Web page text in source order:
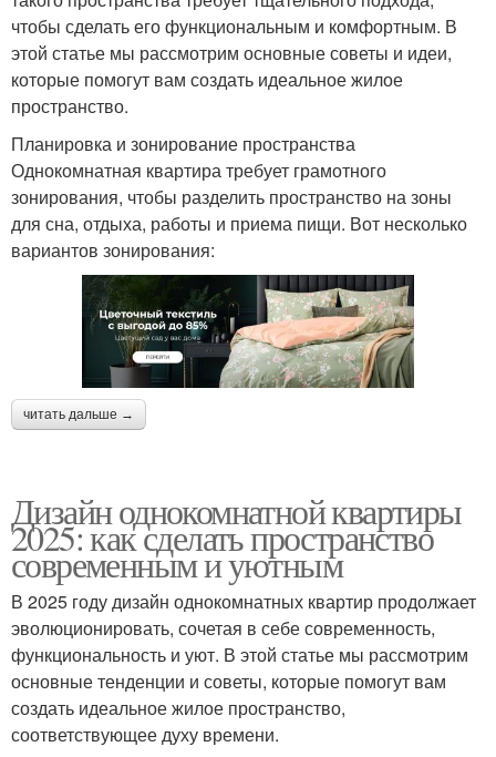
чтобы сделать его функциональным и комфортным. В
этой статье мы рассмотрим основные советы и идеи,
которые помогут вам создать идеальное жилое
пространство.
Планировка и зонирование пространства
Однокомнатная квартира требует грамотного
зонирования, чтобы разделить пространство на зоны
для сна, отдыха, работы и приема пищи. Вот несколько
вариантов зонирования:
читать дальше →
Дизайн однокомнатной квартиры
2025: как сделать пространство
современным и уютным
В 2025 году дизайн однокомнатных квартир продолжает
эволюционировать, сочетая в себе современность,
функциональность и уют. В этой статье мы рассмотрим
основные тенденции и советы, которые помогут вам
создать идеальное жилое пространство,
соответствующее духу времени.